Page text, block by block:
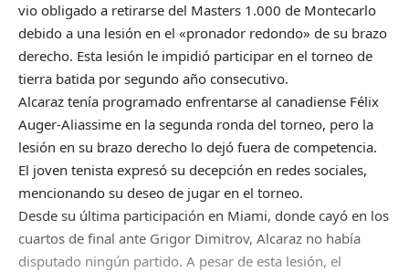
vio obligado a retirarse del Masters 1.000 de Montecarlo
debido a una lesión en el «pronador redondo» de su brazo
derecho. Esta lesión le impidió participar en el torneo de
tierra batida por segundo año consecutivo.
Alcaraz tenía programado enfrentarse al canadiense Félix
Auger-Aliassime en la segunda ronda del torneo, pero la
lesión en su brazo derecho lo dejó fuera de competencia.
El joven tenista expresó su decepción en redes sociales,
mencionando su deseo de jugar en el torneo.
Desde su última participación en Miami, donde cayó en los
cuartos de final ante Grigor Dimitrov, Alcaraz no había
disputado ningún partido. A pesar de esta lesión, el